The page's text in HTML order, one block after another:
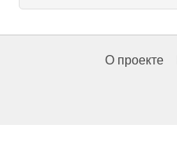
О проекте